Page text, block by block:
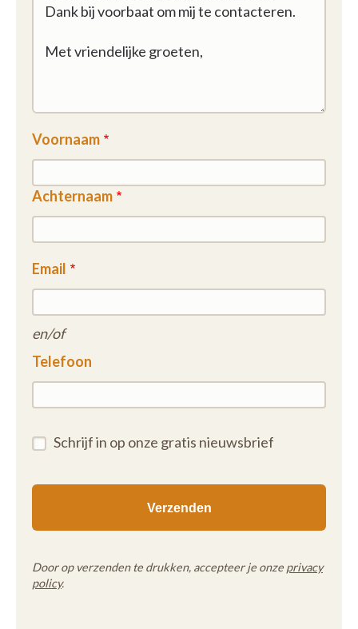
Voornaam
Achternaam
Email
en/of
Telefoon
Schrijf in op onze gratis nieuwsbrief
Door op verzenden te drukken, accepteer je onze privacy
policy.